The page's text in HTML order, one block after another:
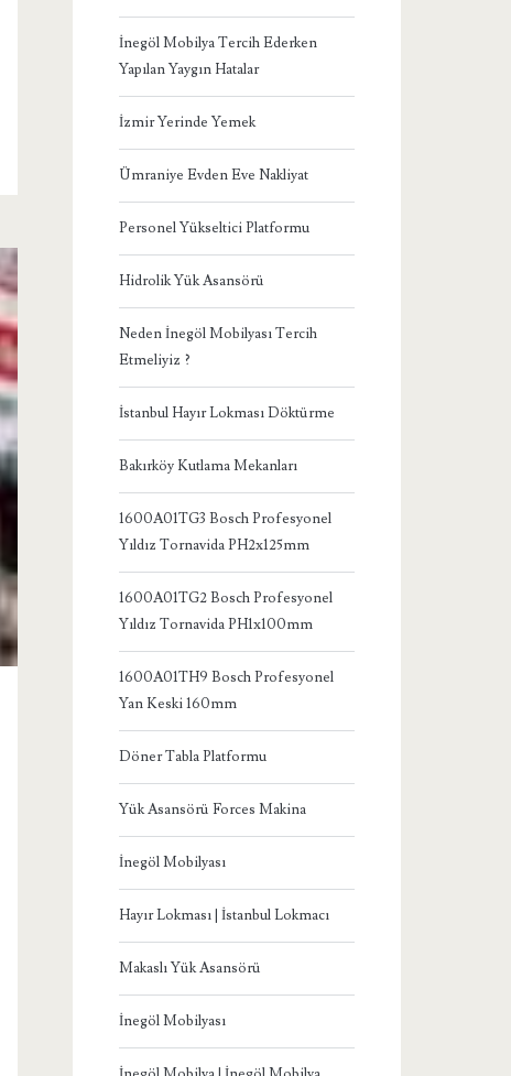
İnegöl Mobilya Tercih Ederken
Yapılan Yaygın Hatalar
İzmir Yerinde Yemek
Ümraniye Evden Eve Nakliyat
Personel Yükseltici Platformu
Hidrolik Yük Asansörü
Neden İnegöl Mobilyası Tercih
Etmeliyiz ?
İstanbul Hayır Lokması Döktürme
Bakırköy Kutlama Mekanları
1600A01TG3 Bosch Profesyonel
Yıldız Tornavida PH2x125mm
1600A01TG2 Bosch Profesyonel
Yıldız Tornavida PH1x100mm
1600A01TH9 Bosch Profesyonel
Yan Keski 160mm
Döner Tabla Platformu
Yük Asansörü Forces Makina
İnegöl Mobilyası
Hayır Lokması | İstanbul Lokmacı
Makaslı Yük Asansörü
İnegöl Mobilyası